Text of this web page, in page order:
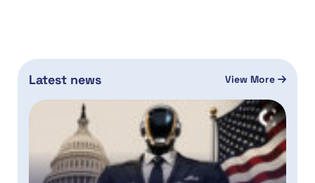
Latest news View More